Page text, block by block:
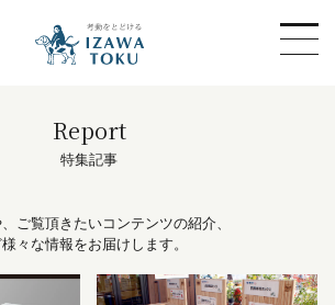
Report
特集記事
ご覧頂きたいコンテンツの紹介、
々な情報をお届けします。